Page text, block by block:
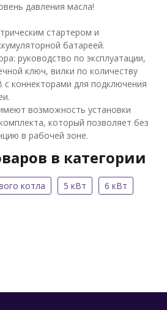
давления масла!
стартером и
батареей.
руководство по эксплуатации,
ключ, вилки по количеству
коннекторами для подключения
возможность установки
который позволяет без
в рабочей зоне.
в категории
котла 5 кВт 6 кВт